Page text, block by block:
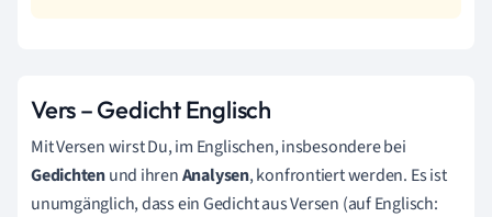
Vers – Gedicht Englisch
Mit Versen wirst Du, im Englischen, insbesondere bei
Gedichtenund ihrenAnalysen,konfrontiert werden. Es ist
unumgänglich, dass ein Gedicht aus Versen (auf Englisch: